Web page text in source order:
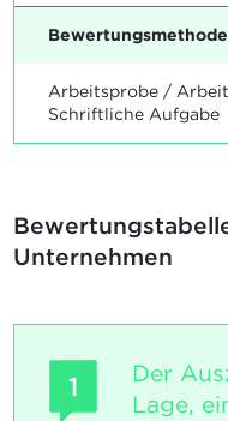
Arbeitsprobe /
Schriftliche Aufgabe
Unternehmen
1
Der
Lage,